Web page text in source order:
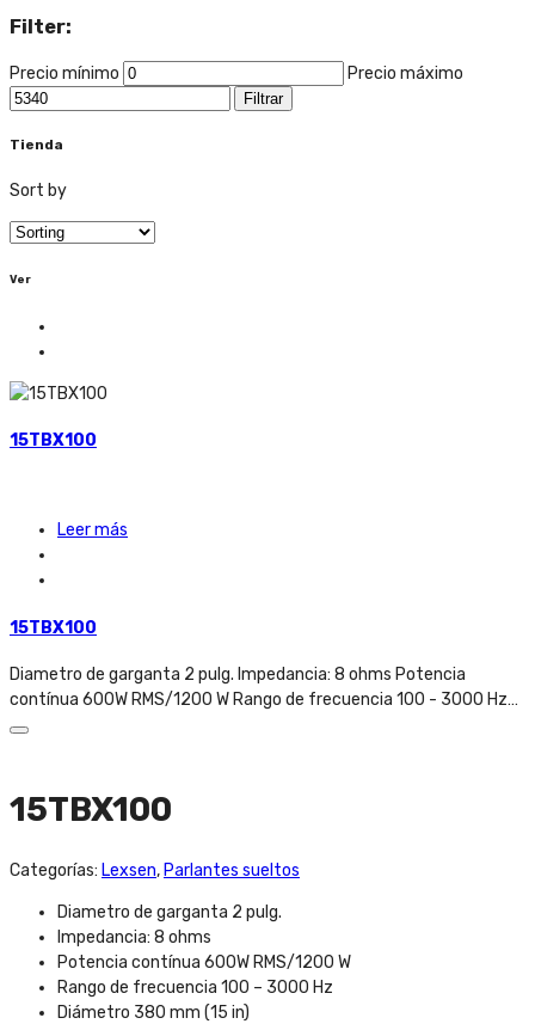
Filter:
Precio mínimo Precio máximo
Filtrar
Tienda
Sort by
Ver
15TBX100
Leer más
15TBX100
Diametro de garganta 2 pulg. Impedancia: 8 ohms Potencia
contínua 600W RMS/1200 W Rango de frecuencia 100 - 3000 Hz…
15TBX100
Categorías: Lexsen, Parlantes sueltos
Diametro de garganta 2 pulg.
Impedancia: 8 ohms
Potencia contínua 600W RMS/1200 W
Rango de frecuencia 100 – 3000 Hz
Diámetro 380 mm (15 in)